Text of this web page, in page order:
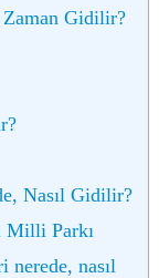
Zaman Gidilir?
Nasıl Gidilir?
Milli Parkı
nerede, nasıl